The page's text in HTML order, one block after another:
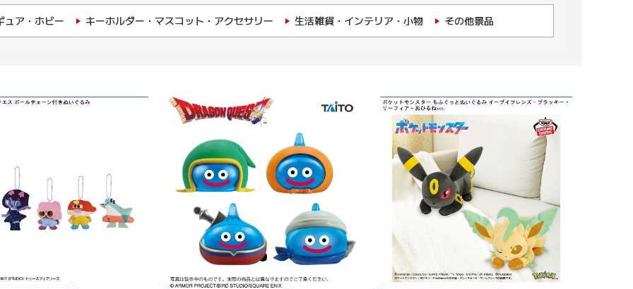
ュア・ホビー キーホルダー・マスコット・アクセサリー 生活雑貨・インテリア・小物 その他景品